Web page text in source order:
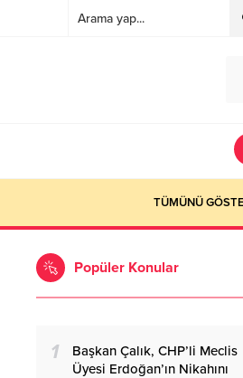
TÜMÜNÜ
Popüler Konular
1
Başkan Çalık, CHP’li Meclis
Üyesi Erdoğan’ın Nikahını